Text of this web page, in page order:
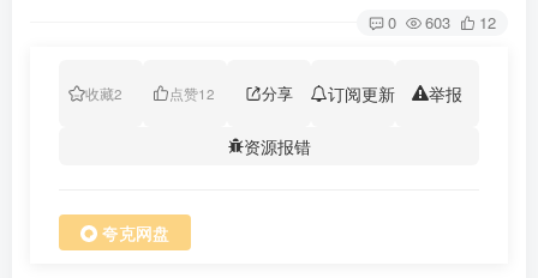
0 603 12
收藏2 点赞12 分享 订阅更新 举报
资源报错
夸克网盘